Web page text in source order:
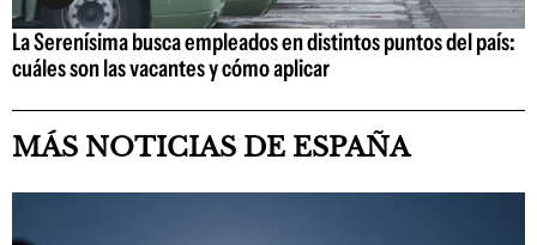
La Serenísima busca empleados en distintos puntos del país:
cuáles son las vacantes y cómo aplicar
MÁS NOTICIAS DE ESPAÑA